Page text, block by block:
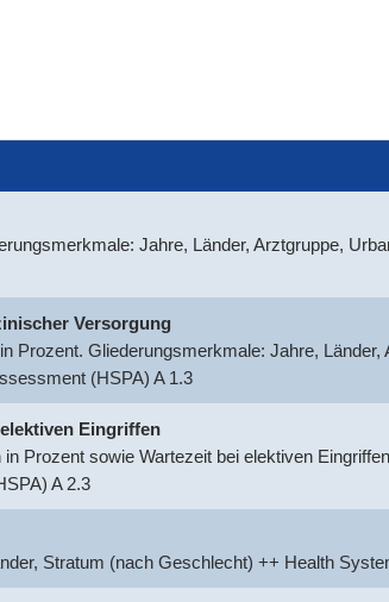
Jahre, Länder, Arztgruppe,
Versorgung
Prozent. Gliederungsmerkmale: Jahre,
(HSPA) A 1.3
Eingriffen
Prozent sowie Wartezeit bei elektiven
A 2.3
Stratum (nach Geschlecht) ++ Health